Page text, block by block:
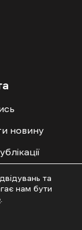
новину
та
нам бути